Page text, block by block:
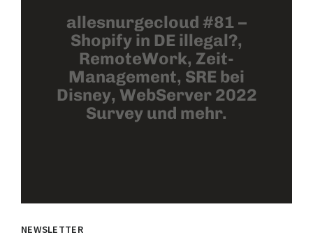
allesnurgecloud #81 –
Shopify in DE illegal?,
RemoteWork, Zeit-
Management, SRE bei
Disney, WebServer 2022
Survey und mehr.
NEWSLETTER